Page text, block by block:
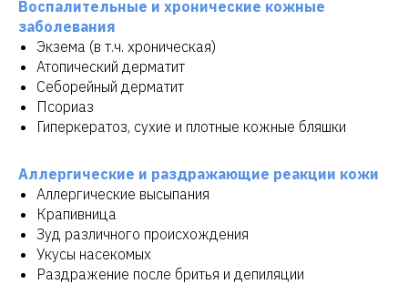
Воспалительные и хронические кожные
заболевания
Экзема (в т.ч. хроническая)
Атопический дерматит
Себорейный дерматит
Псориаз
Гиперкератоз, сухие и плотные кожные бляшки
Аллергические и раздражающие реакции кожи
Аллергические высыпания
Крапивница
Зуд различного происхождения
Укусы насекомых
Раздражение после бритья и депиляции